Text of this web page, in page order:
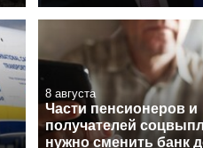
8 августа
Части пенсионеров и
получателей
нужно сменить банк